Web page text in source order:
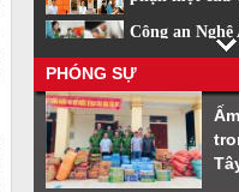
Công an
tích dẫn đầu
Nhiều tiện ích
mềm VNeiD
Cách đăng ký
điện tử
PHÓNG SỰ